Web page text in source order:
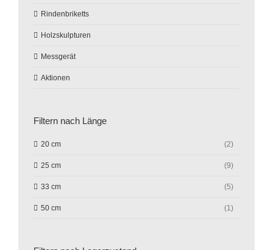
Rindenbriketts
Holzskulpturen
Messgerät
Aktionen
Filtern nach Länge
20 cm (2)
25 cm (9)
33 cm (5)
50 cm (1)